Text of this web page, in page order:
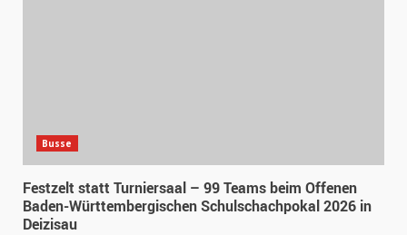
Busse
Festzelt statt Turniersaal – 99 Teams beim Offenen
Baden-Württembergischen Schulschachpokal 2026 in
Deizisau